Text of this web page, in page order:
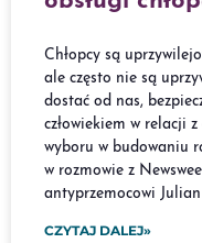
Chłopcy są
ale często nie są
dostać od nas,
człowiekiem w relacji
wyboru w budowaniu
w rozmowie z
antyprzemocowi
CZYTAJ DALEJ»